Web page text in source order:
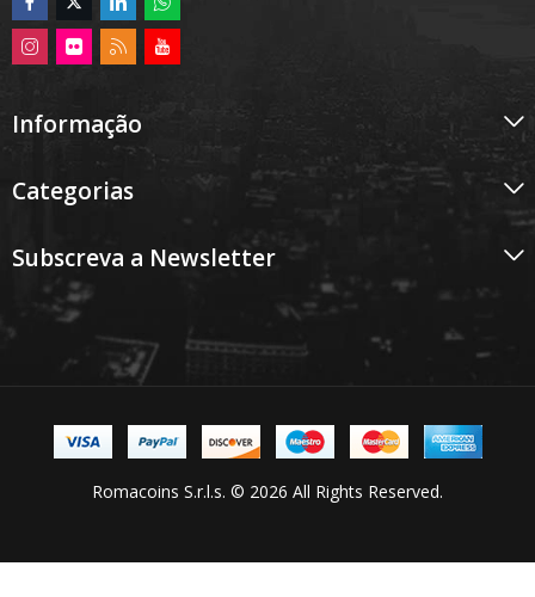
Informação
Categorias
Subscreva a Newsletter
Romacoins S.r.l.s. © 2026 All Rights Reserved.